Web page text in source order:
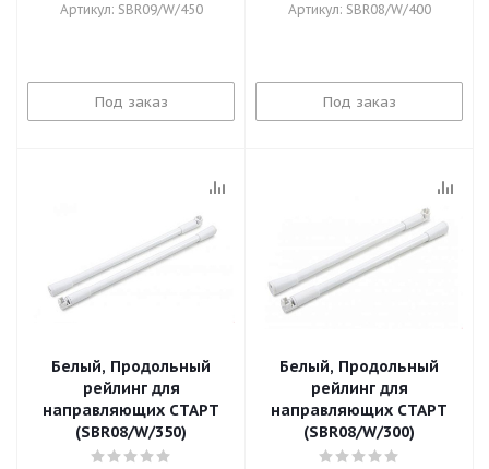
Артикул: SBR09/W/450
Под заказ
Артикул: SBR08/W/400
Под заказ
Белый, Продольный
рейлинг для
направляющих СТАРТ
(SBR08/W/350)
Белый, Продольный
рейлинг для
направляющих СТАРТ
(SBR08/W/300)